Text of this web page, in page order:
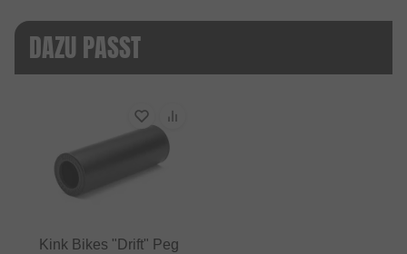
DAZU PASST
Kink Bikes "Drift" Peg